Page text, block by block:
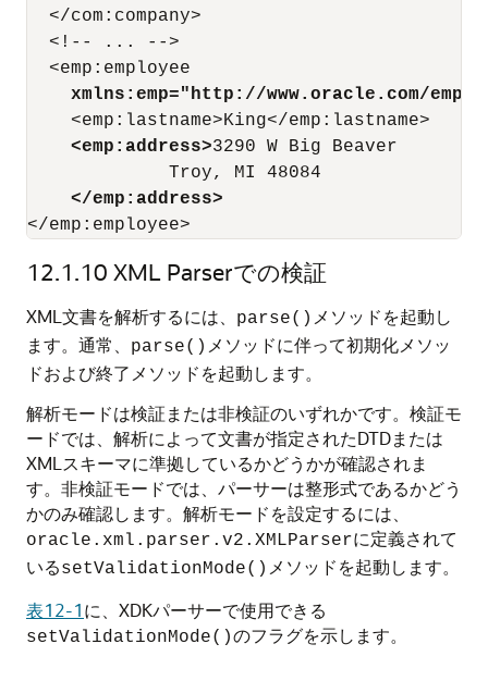
  </com:company>
  <!-- ... -->
  <emp:employee
xmlns:emp="http://www.oracle.com/
    <emp:lastname>King</emp:lastname>
<emp:address>3290 W Big Beaver
             Troy, MI 48084
</emp:address>
12.1.10 XML Parserでの検証
XML文書を解析するには、 parse() メソッドを起動し
ます。通常、
parse() メソッドに伴って初期化メソッ
ドおよび終了メソッドを起動します。
解析モードは検証または非検証のいずれかです。検証モ
ードでは、解析によって文書が指定されたDTDまたは
XMLスキーマに準拠しているかどうかが確認されま
す。非検証モードでは、パーサーは整形式であるかどう
かのみ確認します。解析モードを設定するには、
oracle.xml.parser.v2.XMLParserに定義されて
いるsetValidationMode() メソッドを起動します。
表12-1に、XDKパーサーで使用できる
setValidationMode()のフラグを示します。